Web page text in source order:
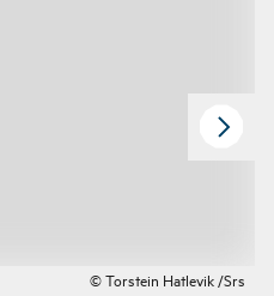
© Torstein Hatlevik /Srs